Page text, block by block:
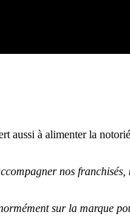
aussi à alimenter la
nos
sur la marque